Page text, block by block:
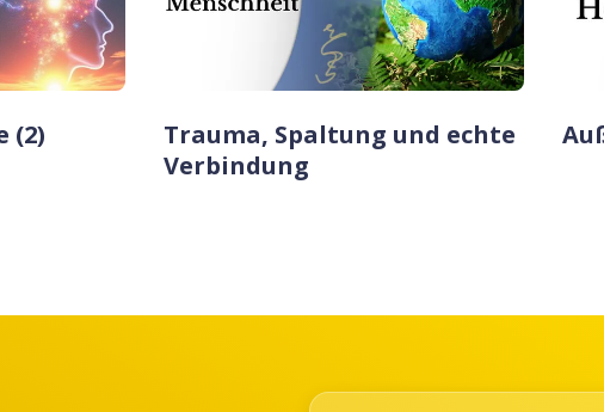
(2)
Trauma, Spaltung und echte
Verbindung